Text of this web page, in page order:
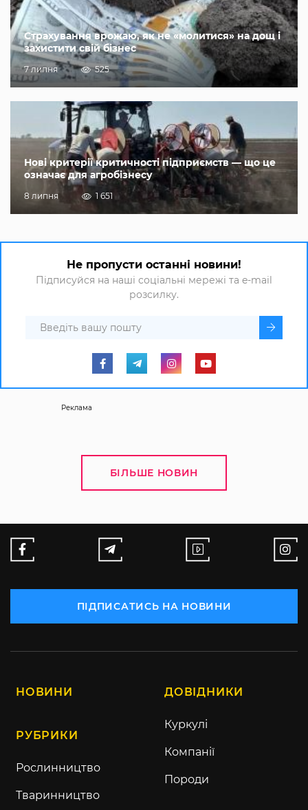
Страхування врожаю, як не «молитися» на дощ і
захистити свій бізнес
7 липня 525
Нові критерії критичності підприємств — що це
означає для агробізнесу
8 липня 1 651
Не пропусти останні новини!
Підписуйся на наші соціальні мережі та e-mail
розсилку.
Реклама
БІЛЬШЕ НОВИН
ПІДПИСАТИСЬ НА НОВИНИ
НОВИНИ
РУБРИКИ
Рослинництво
Тваринництво
ДОВІДНИКИ
Куркулі
Компанії
Породи